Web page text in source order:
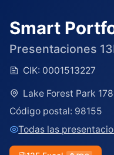
Smart
Presentaciones
CIK: 0001513227
Lake Forest Park
Código postal: 98155
Todas las